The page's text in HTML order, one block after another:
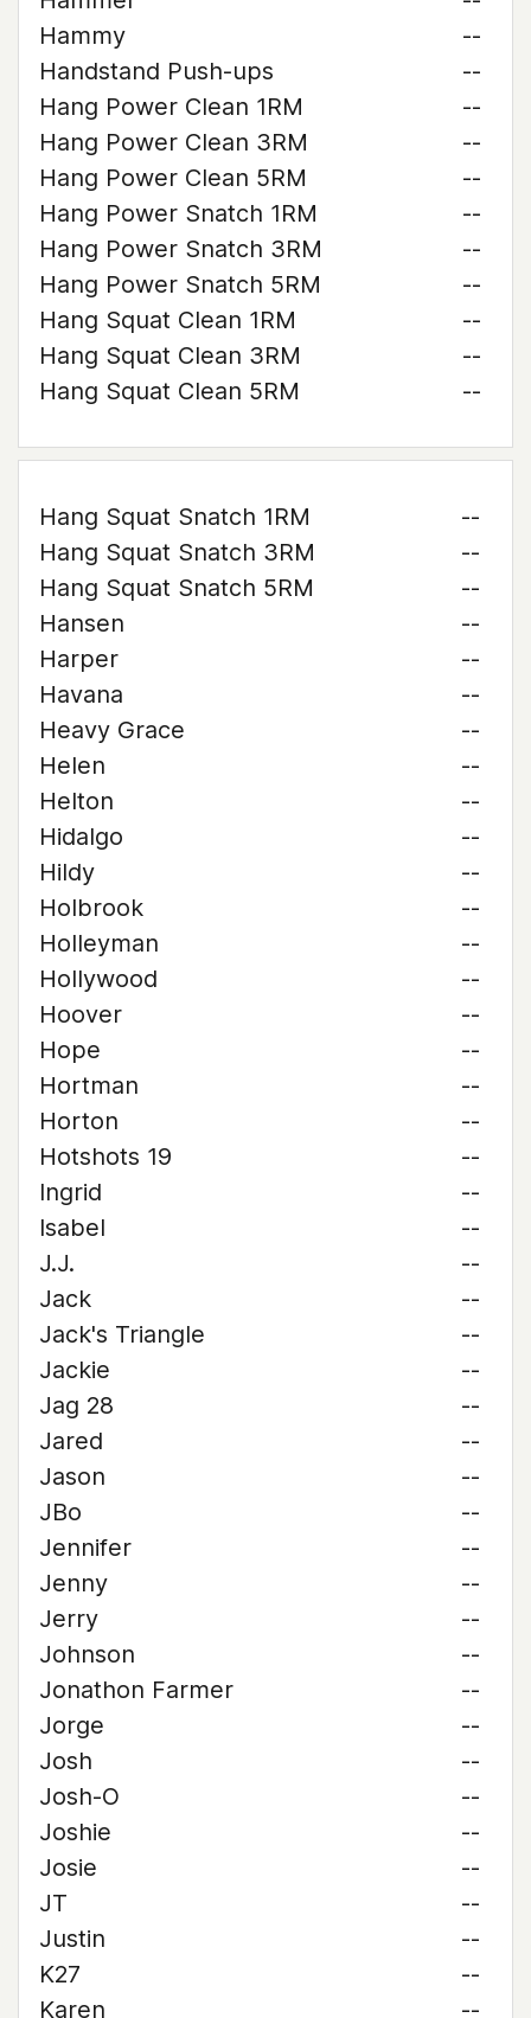
Hammy
--
Handstand Push-ups
--
Hang Power Clean 1RM
--
Hang Power Clean 3RM
--
Hang Power Clean 5RM
--
Hang Power Snatch 1RM
--
Hang Power Snatch 3RM
--
Hang Power Snatch 5RM
--
Hang Squat Clean 1RM
--
Hang Squat Clean 3RM
--
Hang Squat Clean 5RM
--
Hang Squat Snatch 1RM
--
Hang Squat Snatch 3RM
--
Hang Squat Snatch 5RM
--
Hansen
--
Harper
--
Havana
--
Heavy Grace
--
Helen
--
Helton
--
Hidalgo
--
Hildy
--
Holbrook
--
Holleyman
--
Hollywood
--
Hoover
--
Hope
--
Hortman
--
Horton
--
Hotshots 19
--
Ingrid
--
Isabel
--
J.J.
--
Jack
--
Jack's Triangle
--
Jackie
--
Jag 28
--
Jared
--
Jason
--
JBo
--
Jennifer
--
Jenny
--
Jerry
--
Johnson
--
Jonathon Farmer
--
Jorge
--
Josh
--
Josh-O
--
Joshie
--
Josie
--
JT
--
Justin
--
K27
--
Karen
--